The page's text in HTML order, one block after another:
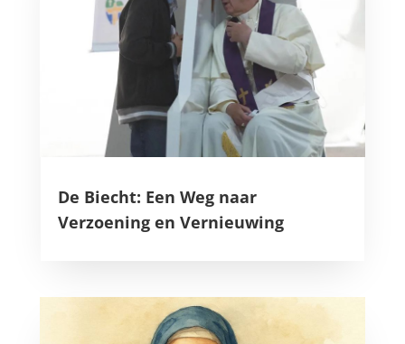
De Biecht: Een Weg naar
Verzoening en Vernieuwing